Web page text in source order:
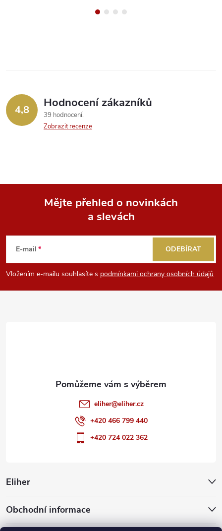
4,8 Hodnocení zákazníků
39 hodnocení
Zobrazit recenze
p
Mějte přehled o novinkách
a slevách
E-mail
Vložením e-mailu souhlasíte s podmínkami ochrany osobních údajů
ODEBÍRAT
Eliher
Obchodní informace
eliher@eliher.cz
+420 466 799 440
+420 724 022 362